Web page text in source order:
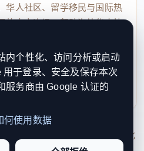
华人社区、留学移民与国际热
的中文资讯，帮助海外华人快
作日优先处理站务、投稿与权
Reserved. 本网站持续优化
利说明，以提升品牌信任感和
内个性化、访问分析或启动
于登录、安全及保存本次
服务商由 Google 认证的
何使用数据